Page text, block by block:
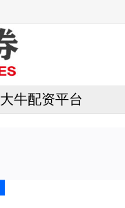
大牛配资平台